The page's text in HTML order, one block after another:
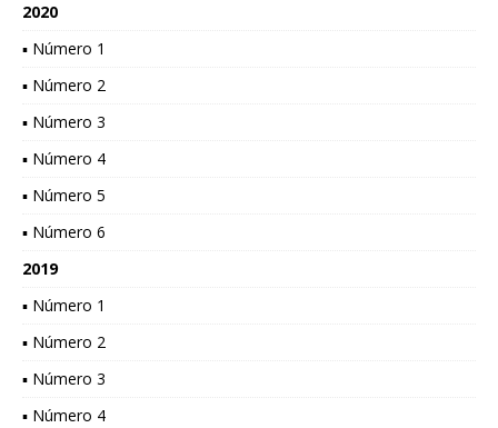
2020
▪ Número 1
▪ Número 2
▪ Número 3
▪ Número 4
▪ Número 5
▪ Número 6
2019
▪ Número 1
▪ Número 2
▪ Número 3
▪ Número 4